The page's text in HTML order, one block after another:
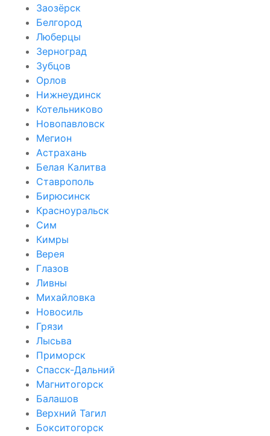
Заозёрск
Белгород
Люберцы
Зерноград
Зубцов
Орлов
Нижнеудинск
Котельниково
Новопавловск
Мегион
Астрахань
Белая Калитва
Ставрополь
Бирюсинск
Красноуральск
Сим
Кимры
Верея
Глазов
Ливны
Михайловка
Новосиль
Грязи
Лысьва
Приморск
Спасск-Дальний
Магнитогорск
Балашов
Верхний Тагил
Бокситогорск